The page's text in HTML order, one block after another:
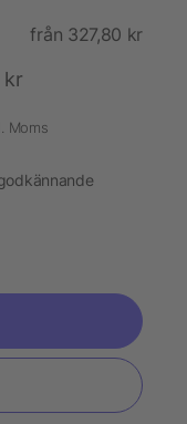
från 327,80 kr
kr
Moms